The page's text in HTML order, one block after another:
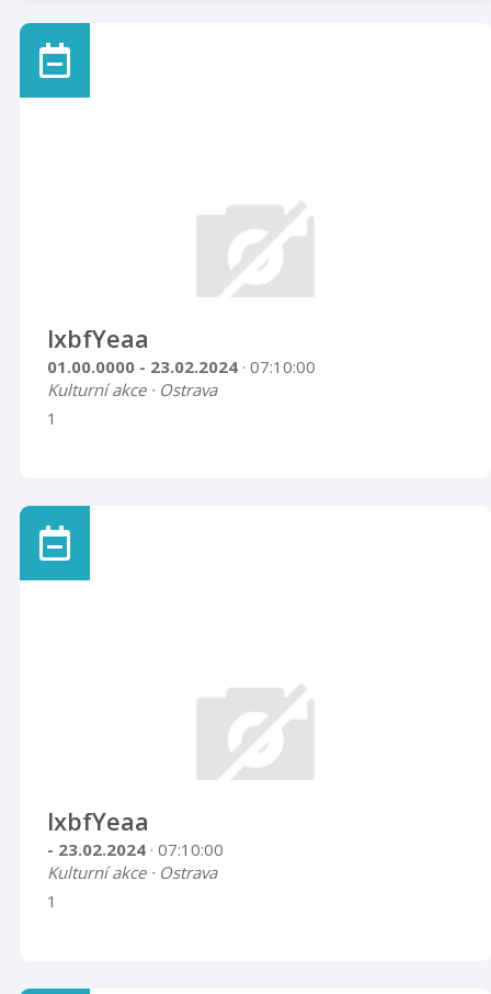
lxbfYeaa
01.00.0000 - 23.02.2024 · 07:10:00
Kulturní akce · Ostrava
1
lxbfYeaa
- 23.02.2024 · 07:10:00
Kulturní akce · Ostrava
1